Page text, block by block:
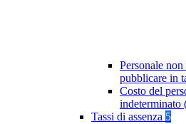
Personale
pubblicare in
Costo del
indeterminato
Tassi di assenza 5